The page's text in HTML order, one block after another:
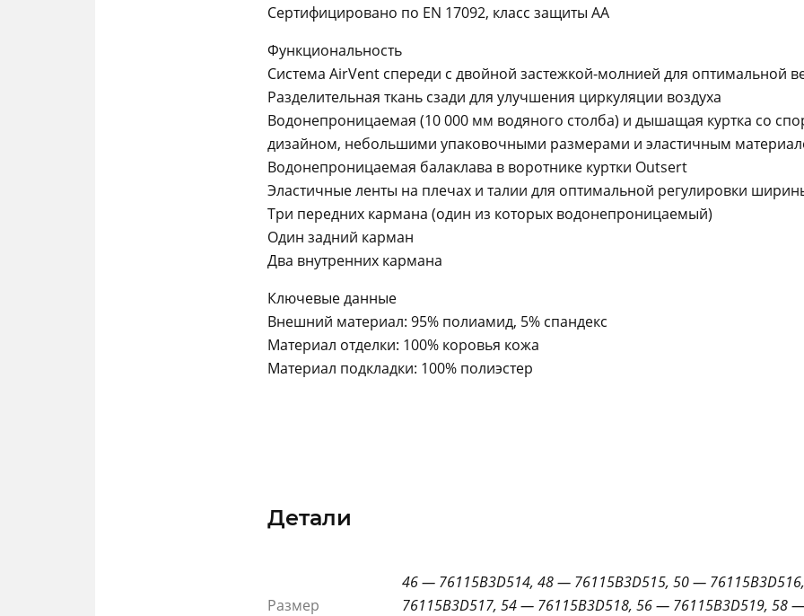
Сертифицировано по EN 17092, класс защиты AA
Функциональность
Система AirVent спереди с двойной застежкой-молнией для оптимальной
Разделительная ткань сзади для улучшения циркуляции воздуха
Водонепроницаемая (10 000 мм водяного столба) и дышащая куртка со
дизайном, небольшими упаковочными размерами и эластичным
Водонепроницаемая балаклава в воротнике куртки Outsert
Эластичные ленты на плечах и талии для оптимальной регулировки
Три передних кармана (один из которых водонепроницаемый)
Один задний карман
Два внутренних кармана
Ключевые данные
Внешний материал: 95% полиамид, 5% спандекс
Материал отделки: 100% коровья кожа
Материал подкладки: 100% полиэстер
Детали
Размер
46 — 76115B3D514, 48 — 76115B3D515, 50 —
76115B3D517, 54 — 76115B3D518, 56 — 76115B3D519, 58